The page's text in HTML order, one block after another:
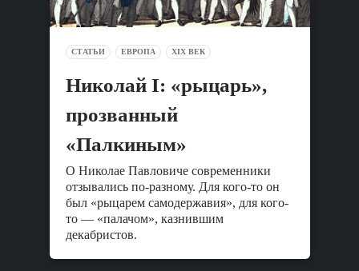
СТАТЬИ ЕВРОПА XIX ВЕК
Николай I: «рыцарь»,
прозванный
«Палкиным»
О Николае Павловиче современники
отзывались по-разному. Для кого-то он
был «рыцарем самодержавия», для кого-
то — «палачом», казнившим
декабристов.